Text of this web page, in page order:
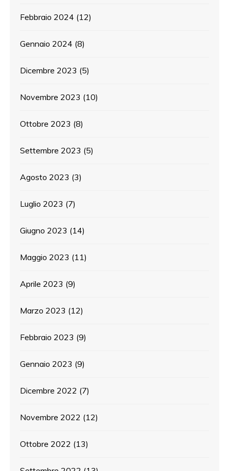
Febbraio 2024 (12)
Gennaio 2024 (8)
Dicembre 2023 (5)
Novembre 2023 (10)
Ottobre 2023 (8)
Settembre 2023 (5)
Agosto 2023 (3)
Luglio 2023 (7)
Giugno 2023 (14)
Maggio 2023 (11)
Aprile 2023 (9)
Marzo 2023 (12)
Febbraio 2023 (9)
Gennaio 2023 (9)
Dicembre 2022 (7)
Novembre 2022 (12)
Ottobre 2022 (13)